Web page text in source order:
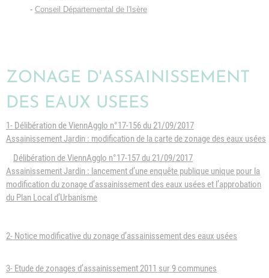
- Conseil Départemental de l'Isère
ZONAGE D'ASSAINISSEMENT
DES EAUX USEES
1- Délibération de ViennAgglo n°17-156 du 21/09/2017
Assainissement Jardin : modification de la carte de zonage des eaux usées
Délibération de ViennAgglo n°17-157 du 21/09/2017
Assainissement Jardin : lancement d’une enquête publique unique pour la
modification du zonage d’assainissement des eaux usées et l’approbation
du Plan Local d’Urbanisme
2- Notice modificative du zonage d’assainissement des eaux usées
3- Etude de zonages d’assainissement 2011 sur 9 communes